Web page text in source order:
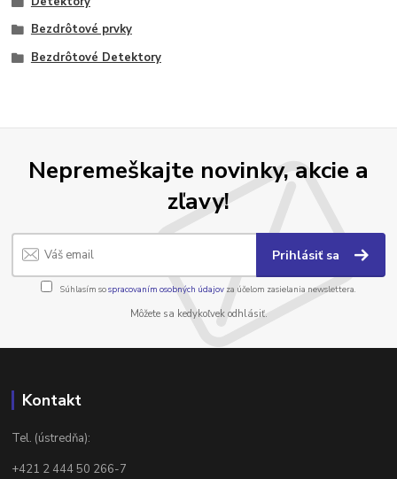
Bezdrôtové prvky
Bezdrôtové Detektory
Nepremeškajte novinky, akcie a
zľavy!
Prihlásiť sa
Súhlasím sospracovaním osobných údajov za účelom zasielania newslettera.
Môžete sa kedykoľvek odhlásiť.
Kontakt
Tel. (ústredňa):
+421 2 444 50 266-7